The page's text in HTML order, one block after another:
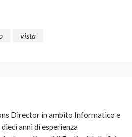
vista
Director in ambito Informatico e
anni di esperienza